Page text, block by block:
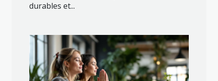
durables et...